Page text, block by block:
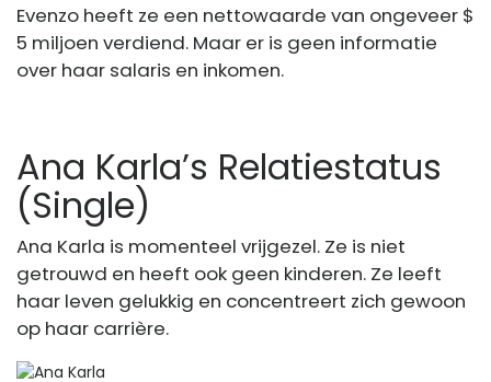
Evenzo heeft ze een nettowaarde van ongeveer $
5 miljoen verdiend. Maar er is geen informatie
over haar salaris en inkomen.
Ana Karla’s Relatiestatus
(Single)
Ana Karla is momenteel vrijgezel. Ze is niet
getrouwd en heeft ook geen kinderen. Ze leeft
haar leven gelukkig en concentreert zich gewoon
op haar carrière.